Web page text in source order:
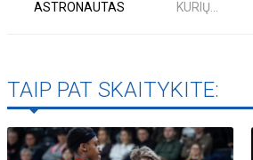
Kviečiame aplankyti parodą
„Nusišypsok mums,
Viešpatie“. Legendinio
spektaklio kelionė“
ASTRONAUTAS
KURIŲ...
TAIP PAT SKAITYKITE: